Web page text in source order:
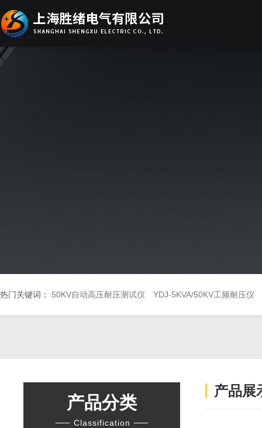
热门关键词： 50KV自动高压耐压测试仪 YDJ-5KVA/50KV工频耐压仪
产品分类
Classification
产品展